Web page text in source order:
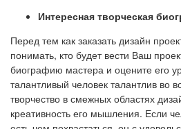
Интересная творческая
Перед тем как заказать дизайн
понимать, кто будет вести Ваш
биографию мастера и оцените его
талантливый человек талантлив во
творчество в смежных областях
креативность его мышления. Если